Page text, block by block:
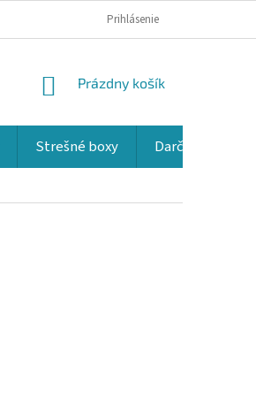
Prihlásenie
NÁKUPNÝ
Prázdny košík
Strešné boxy Darčekové